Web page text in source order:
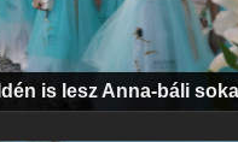
Idén is lesz Anna-báli